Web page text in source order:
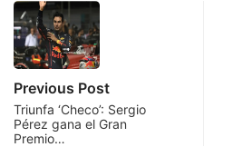
Previous Post
Triunfa ‘Checo’: Sergio
Pérez gana el Gran
Premio…